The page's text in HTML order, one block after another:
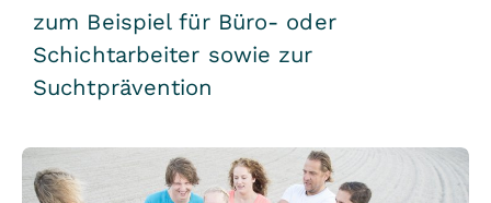
zum Beispiel für Büro- oder
Schichtarbeiter sowie zur
Suchtprävention